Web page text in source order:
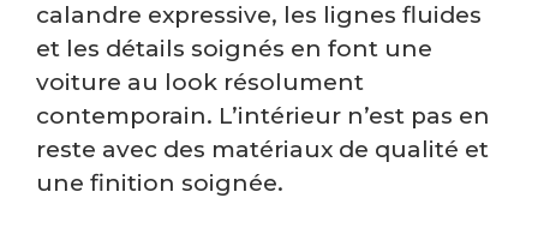
calandre expressive, les lignes fluides
et les détails soignés en font une
voiture au look résolument
contemporain. L’intérieur n’est pas en
reste avec des matériaux de qualité et
une finition soignée.